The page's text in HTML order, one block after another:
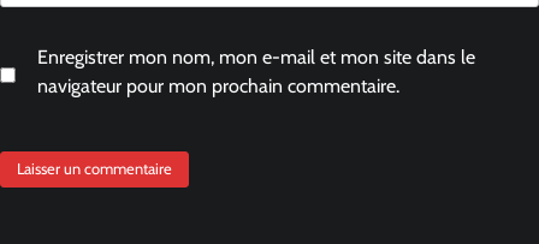
Enregistrer mon nom, mon e-mail et mon site dans le
navigateur pour mon prochain commentaire.